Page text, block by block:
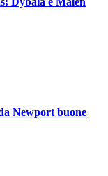
Newport buone